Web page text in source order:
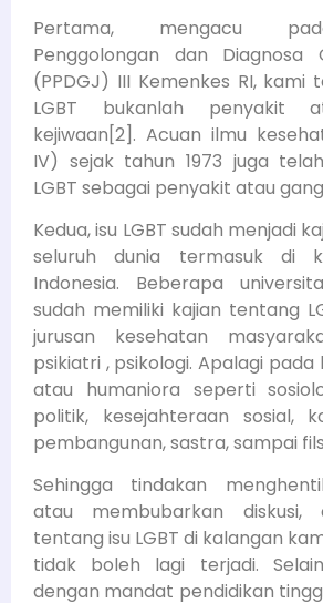
Pertama, mengacu
Penggolongan dan Diagnosa
(PPDGJ) III Kemenkes RI, kami
LGBT bukanlah penyakit
kejiwaan[2]. Acuan ilmu
IV) sejak tahun 1973 juga
LGBT sebagai penyakit atau
Kedua, isu LGBT sudah menjadi
seluruh dunia termasuk di
Indonesia. Beberapa
sudah memiliki kajian tentang
jurusan kesehatan
psikiatri , psikologi. Apalagi pada
atau humaniora seperti
politik, kesejahteraan sosial,
pembangunan, sastra, sampai
Sehingga tindakan
atau membubarkan diskusi,
tentang isu LGBT di kalangan
tidak boleh lagi terjadi.
dengan mandat pendidikan